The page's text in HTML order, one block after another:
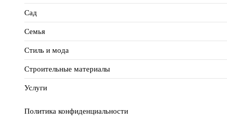
Сад
Семья
Стиль и мода
Строительные материалы
Услуги
Политика конфиденциальности